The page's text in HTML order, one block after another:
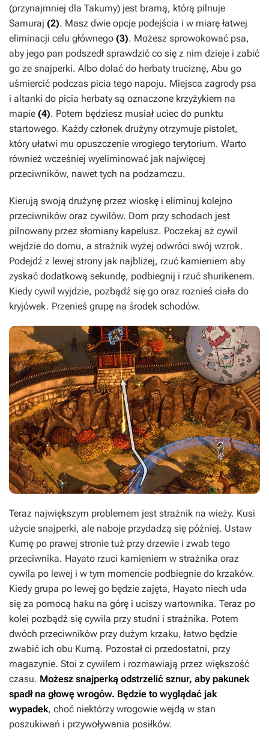
(przynajmniej dla Takumy) jest bramą, którą pilnuje
Samuraj (2). Masz dwie opcje podejścia i w miarę łatwej
eliminacji celu głównego (3). Możesz sprowokować psa,
aby jego pan podszedł sprawdzić co się z nim dzieje i zabić
go ze snajperki. Albo dolać do herbaty truciznę, Abu go
uśmiercić podczas picia tego napoju. Miejsca zagrody psa
i altanki do picia herbaty są oznaczone krzyżykiem na
mapie (4). Potem będziesz musiał uciec do punktu
startowego. Każdy członek drużyny otrzymuje pistolet,
który ułatwi mu opuszczenie wrogiego terytorium. Warto
również wcześniej wyeliminować jak najwięcej
przeciwników, nawet tych na podzamczu.
Kierują swoją drużynę przez wioskę i eliminuj kolejno
przeciwników oraz cywilów. Dom przy schodach jest
pilnowany przez słomiany kapelusz. Poczekaj aż cywil
wejdzie do domu, a strażnik wyżej odwróci swój wzrok.
Podejdź z lewej strony jak najbliżej, rzuć kamieniem aby
zyskać dodatkową sekundę, podbiegnij i rzuć shurikenem.
Kiedy cywil wyjdzie, pozbądź się go oraz roznieś ciała do
kryjówek. Przenieś grupę na środek schodów.
Teraz największym problemem jest strażnik na wieży. Kusi
użycie snajperki, ale naboje przydadzą się później. Ustaw
Kumę po prawej stronie tuż przy drzewie i zwab tego
przeciwnika. Hayato rzuci kamieniem w strażnika oraz
cywila po lewej i w tym momencie podbiegnie do krzaków.
Kiedy grupa po lewej go będzie zajęta, Hayato niech uda
się za pomocą haku na górę i uciszy wartownika. Teraz po
kolei pozbądź się cywila przy studni i strażnika. Potem
dwóch przeciwników przy dużym krzaku, łatwo będzie
zwabić ich obu Kumą. Pozostał ci przedostatni, przy
magazynie. Stoi z cywilem i rozmawiają przez większość
czasu. Możesz snajperką odstrzelić sznur, aby pakunek
spadł na głowę wrogów. Będzie to wyglądać jak
wypadek, choć niektórzy wrogowie wejdą w stan
poszukiwań i przywoływania posiłków.